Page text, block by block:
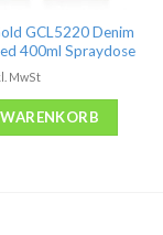
GCL5220 Denim
400ml Spraydose
MwSt